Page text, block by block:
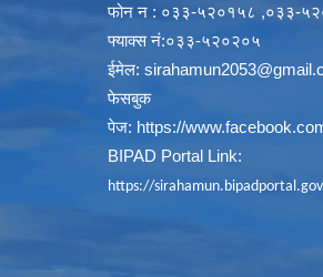
फोन न : ०३३-५२०१५८ ,०३३-
फ्याक्स नं:०३३-५२०२०५
ईमेल:
फेसबुक
पेज: https://
BIPAD Portal Link:
https://